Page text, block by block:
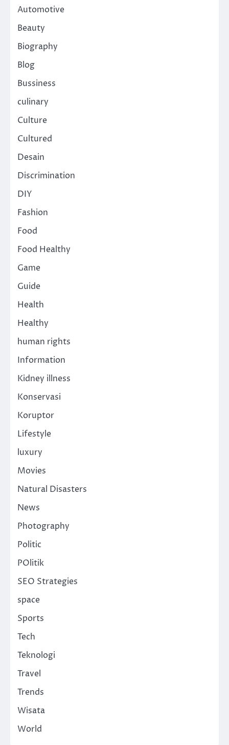
Automotive
Beauty
Biography
Blog
Bussiness
culinary
Culture
Cultured
Desain
Discrimination
DIY
Fashion
Food
Food Healthy
Game
Guide
Health
Healthy
human rights
Information
Kidney illness
Konservasi
Koruptor
Lifestyle
luxury
Movies
Natural Disasters
News
Photography
Politic
POlitik
SEO Strategies
space
Sports
Tech
Teknologi
Travel
Trends
Wisata
World